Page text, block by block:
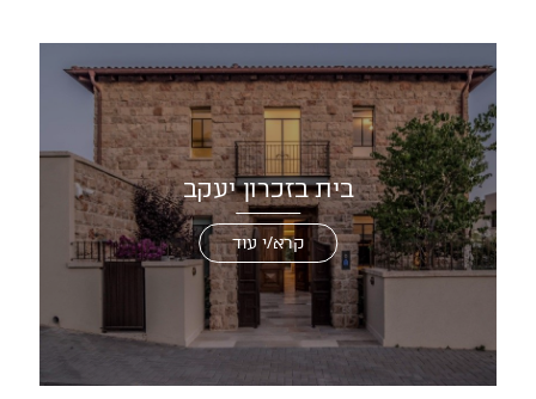
בית בזכרון יעקב
קרא/י עוד